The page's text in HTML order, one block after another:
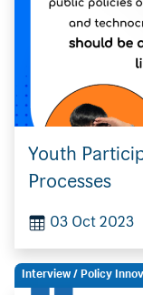
Youth
Processes
03 Oct 2023
Interview / Policy